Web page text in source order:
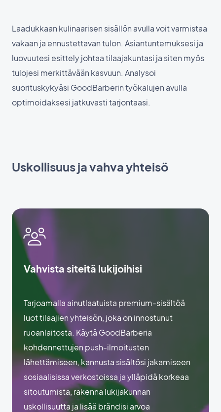
Laadukkaan kulinaarisen sisällön avulla voit varmistaa
vakaan ja ennustettavan tulon. Asiantuntemuksesi ja
luovuutesi esittely johtaa tilaajakuntasi ja siten myös
tulojesi merkittävään kasvuun. Analysoi
suorituskykyäsi GoodBarberin työkalujen avulla
optimoidaksesi jatkuvasti tarjontaasi.
Uskollisuus ja vahva yhteisö
Vahvista siteitä lukijoihisi
Tarjoamalla ainutlaatuista premium-sisältöä
luot tilaajien yhteisön, joka on innostunut
ruoanlaitosta. Käytä GoodBarberia
kohdennettujen push-ilmoitusten
lähettämiseen, kannusta sisältösi jakamiseen
sosiaalisissa verkostoissa ja ylläpidä korkeaa
sitoutumista, rakenna lukijakunnan
uskollisuutta ja lisää brändisi arvoa